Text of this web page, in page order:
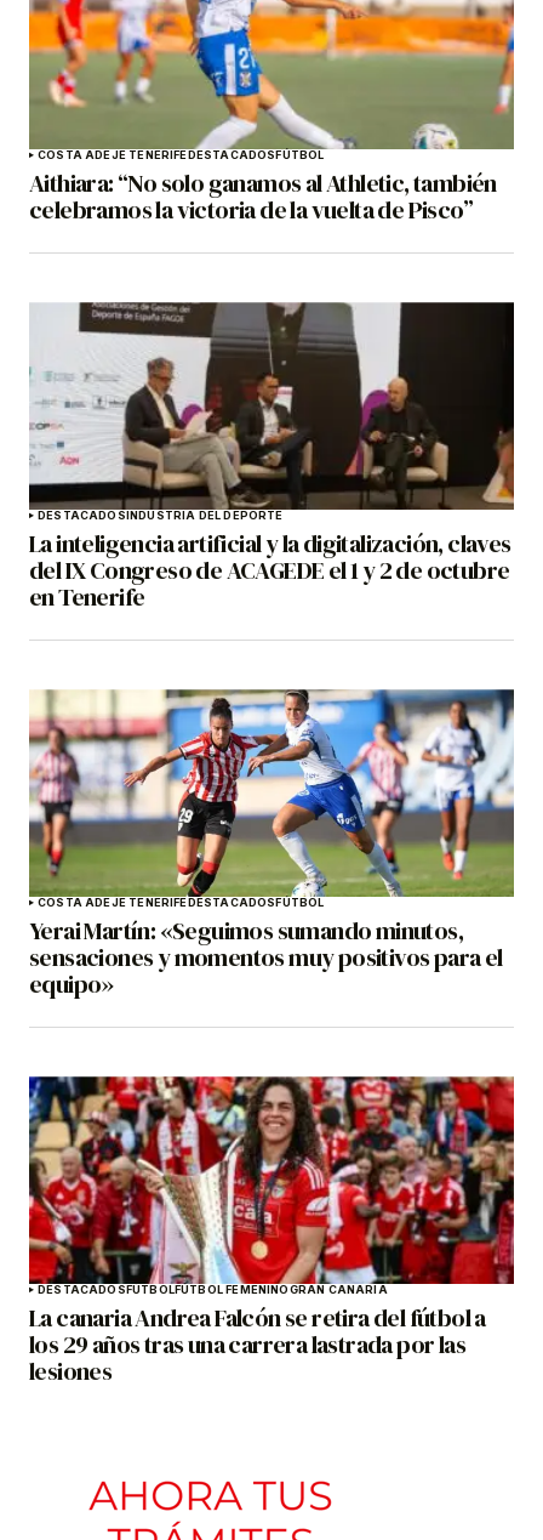
COSTA ADEJE TENERIFEDESTACADOSFÚTBOL
Aithiara: “No solo ganamos al Athletic, también
celebramos la victoria de la vuelta de Pisco”
DESTACADOSINDUSTRIA DEL DEPORTE
La inteligencia artificial y la digitalización, claves
del IX Congreso de ACAGEDE el 1 y 2 de octubre
en Tenerife
COSTA ADEJE TENERIFEDESTACADOSFÚTBOL
Yerai Martín: «Seguimos sumando minutos,
sensaciones y momentos muy positivos para el
equipo»
DESTACADOSFÚTBOLFÚTBOL FEMENINOGRAN CANARIA
La canaria Andrea Falcón se retira del fútbol a
los 29 años tras una carrera lastrada por las
lesiones